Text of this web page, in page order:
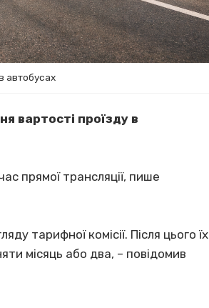
автобусах
вартості проїзду в
прямої трансляції, пише
тарифної комісії. Після цього їх
місяць або два, – повідомив